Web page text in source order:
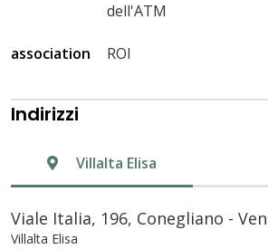
dell'ATM
association ROI
Indirizzi
Villalta Elisa
Viale Italia, 196, Conegliano -
Villalta Elisa